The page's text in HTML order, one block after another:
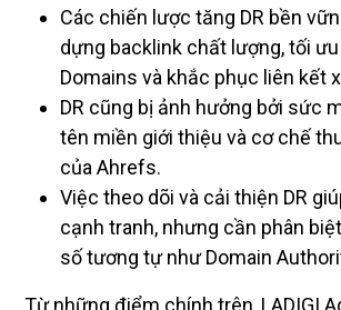
Các chiến lược tăng DR bền
dựng backlink chất lượng, tối
Domains và khắc phục liên kết
DR cũng bị ảnh hưởng bởi sức
tên miền giới thiệu và cơ chế
của Ahrefs.
Việc theo dõi và cải thiện DR
cạnh tranh, nhưng cần phân
số tương tự như Domain
Từ những điểm chính trên, LADIGI